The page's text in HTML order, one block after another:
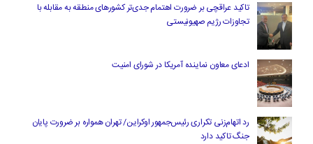
تاکید عراقچی بر ضرورت اهتمام جدی‌تر کشورهای منطقه به مقابله با
تجاوزات رژیم صهیونیستی
ادعای معاون نماینده آمریکا در شورای امنیت
رد اتهام‌زنی تکراری رئیس‌جمهور اوکراین/ تهران همواره بر ضرورت پایان
جنگ تاکید دارد